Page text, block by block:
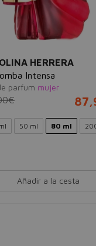
HERRERA
Intensa
parfum mujer
50 ml 80 ml
Añadir a la cesta